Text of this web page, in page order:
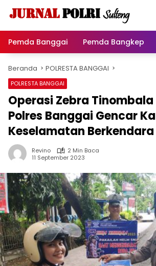
Pemda Banggai
Pemda Bangkep
Beranda POLRESTA BANGGAI
POLRESTA BANGGAI
Operasi Zebra Tinombala
Polres Banggai Gencar
Keselamatan Berkendara
Revino
2 Min Baca
11 September 2023